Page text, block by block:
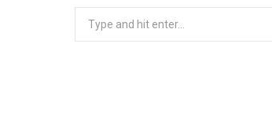
Search